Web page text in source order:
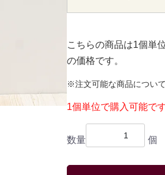
こちらの商品は1個単
の価格です。
※注文可能な商品につい
1個単位で購入可能です
数量 個